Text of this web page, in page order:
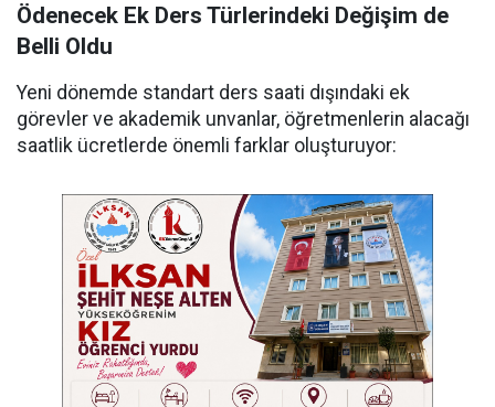
Ödenecek Ek Ders Türlerindeki Değişim de
Belli Oldu
Yeni dönemde standart ders saati dışındaki ek
görevler ve akademik unvanlar, öğretmenlerin alacağı
saatlik ücretlerde önemli farklar oluşturuyor: